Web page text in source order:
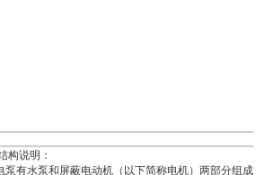
构说明：
泵有水泵和屏蔽电动机（以下简称电机）两部分组成